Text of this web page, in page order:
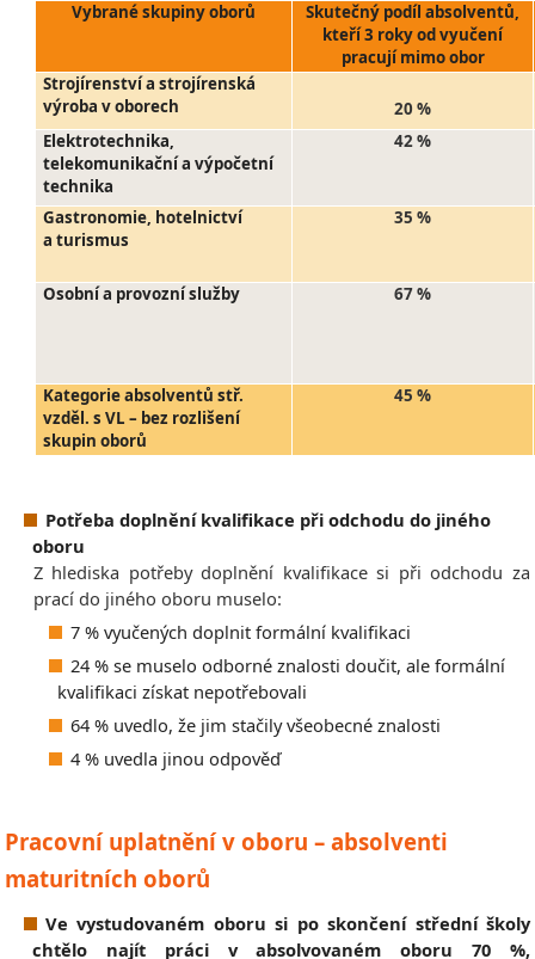
Vybrané skupiny oborů
Skutečný podíl absolventů,
kteří 3 roky od vyučení
pracují mimo obor
Strojírenství a strojírenská
výroba v oborech
20 %
Elektrotechnika,
telekomunikační a výpočetní
technika
42 %
Gastronomie, hotelnictví
a turismus
35 %
Osobní a provozní služby 67 %
Kategorie absolventů stř.
vzděl. s VL – bez rozlišení
skupin oborů
45 %
Potřeba doplnění kvalifikace při odchodu do jiného
oboru
Z hlediska potřeby doplnění kvalifikace si při odchodu za
prací do jiného oboru muselo:
7 % vyučených doplnit formální kvalifikaci
24 % se muselo odborné znalosti doučit, ale formální
kvalifikaci získat nepotřebovali
64 % uvedlo, že jim stačily všeobecné znalosti
4 % uvedla jinou odpověď
Pracovní uplatnění v oboru – absolventi
maturitních oborů
Ve vystudovaném oboru si po skončení střední školy
chtělo najít práci v absolvovaném oboru 70 %,